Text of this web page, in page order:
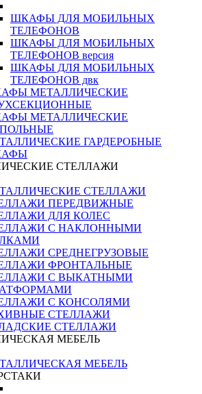
ШКАФЫ ДЛЯ МОБИЛЬНЫХ
ТЕЛЕФОНОВ
ШКАФЫ ДЛЯ МОБИЛЬНЫХ
ТЕЛЕФОНОВ версия
ШКАФЫ ДЛЯ МОБИЛЬНЫХ
ТЕЛЕФОНОВ двк
МЕТАЛЛИЧЕСКИЕ
МЕТАЛЛИЧЕСКИЕ
ГАРДЕРОБНЫЕ
СТЕЛЛАЖИ
СТЕЛЛАЖИ
ПЕРЕДВИЖНЫЕ
ДЛЯ КОЛЕС
С НАКЛОННЫМИ
СРЕДНЕГРУЗОВЫЕ
ФРОНТАЛЬНЫЕ
С ВЫКАТНЫМИ
С КОНСОЛЯМИ
СТЕЛЛАЖИ
СТЕЛЛАЖИ
МЕБЕЛЬ
МЕБЕЛЬ